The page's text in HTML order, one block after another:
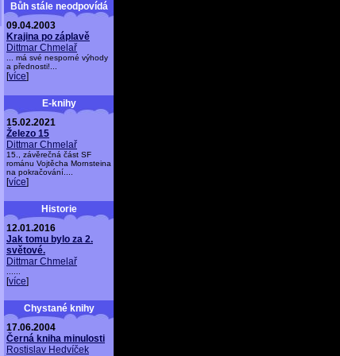
Bůh stále neodpovídá
09.04.2003
Krajina po záplavě
Dittmar Chmelař
... má své nesporné výhody
a přednosti!...
[více]
E-knihy
15.02.2021
Železo 15
Dittmar Chmelař
15., závěrečná část SF
románu Vojtěcha Mornsteina
na pokračování....
[více]
Historie
12.01.2016
Jak tomu bylo za 2.
světové.
Dittmar Chmelař
[více]
Chystané knihy
17.06.2004
Černá kniha minulosti
Rostislav Hedvíček